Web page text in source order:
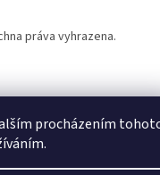
procházením
práva vyhrazena.